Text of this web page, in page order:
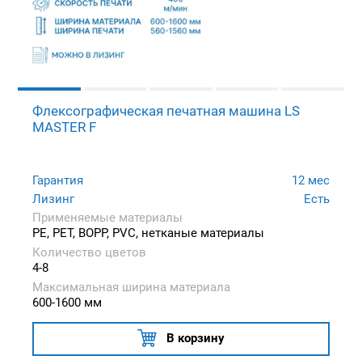
Флексографическая печатная машина LS
MASTER F
Гарантия
12 мес
Лизинг
Есть
Применяемые материалы
PE, PET, BOPP, PVC, нетканые материалы
Количество цветов
4-8
Максимальная ширина материала
600-1600 мм
В корзину